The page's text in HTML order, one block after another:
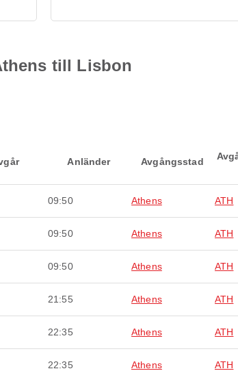
till Lisbon
Anländer Avgångsstad
09:50 Athens ATH
09:50 Athens ATH
09:50 Athens ATH
21:55 Athens ATH
22:35 Athens ATH
22:35 Athens ATH